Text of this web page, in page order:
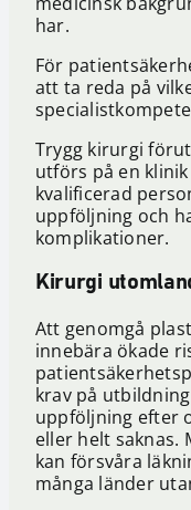
har.
För
att ta reda på
Trygg kirurgi
utförs på en
kvalificerad
uppföljning och
komplikationer.
Kirurgi
Att genomgå
innebära ökade
krav på
uppföljning efter
eller helt saknas.
kan försvåra
många länder